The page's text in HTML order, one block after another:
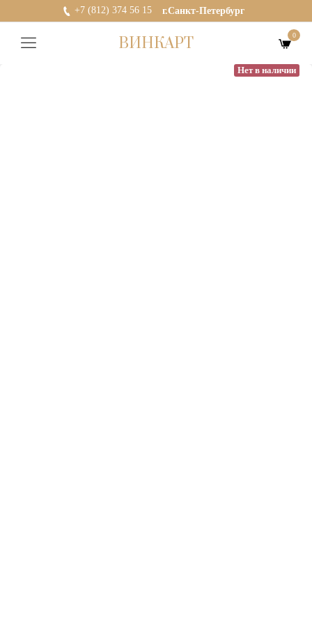
+7 (812) 374 56 15 г.Санкт-Петербург
ВИНКАРТ 0
Нет в наличии